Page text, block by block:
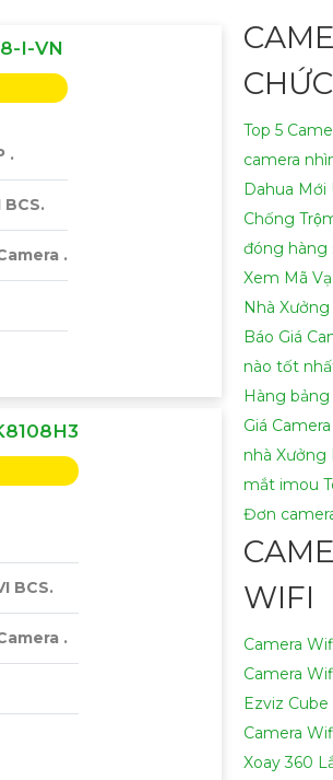
hỗ trợ khác, đừng ngần ngại để
I-VN
️
.
BCS.
.
BCS.
.
Top 5
camera
Dahua Mới
Chống
đóng hàng
Xem Mã
Nhà
Báo Giá
nào tốt
Hàng bảng
Giá
nhà Xưởng
mắt imou
Đơn
WIFI
Camera
Camera
Ezviz Cube
Camera
Xoay 360